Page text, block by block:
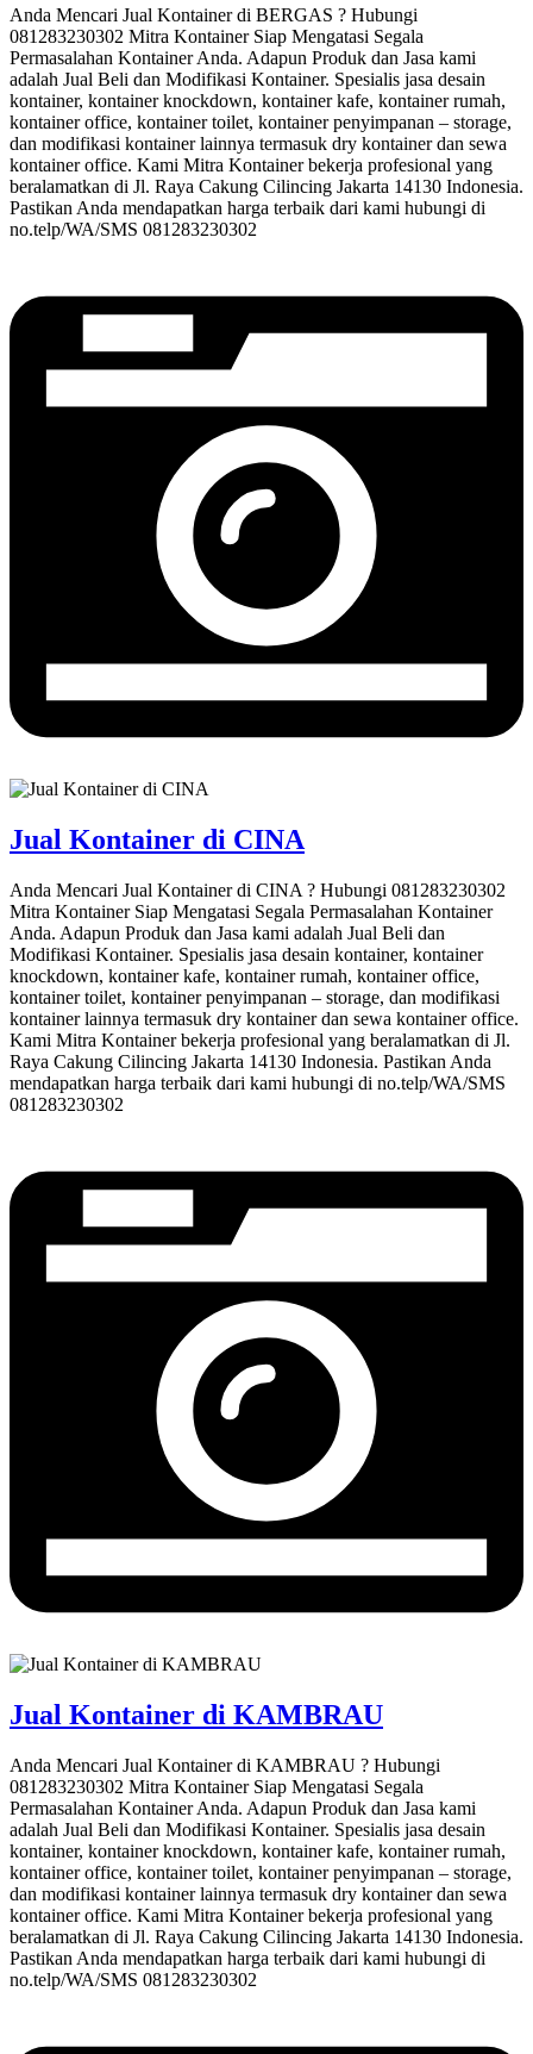
Anda Mencari Jual Kontainer di BERGAS ? Hubungi
081283230302 Mitra Kontainer Siap Mengatasi Segala
Permasalahan Kontainer Anda. Adapun Produk dan Jasa kami
adalah Jual Beli dan Modifikasi Kontainer. Spesialis jasa desain
kontainer, kontainer knockdown, kontainer kafe, kontainer rumah,
kontainer office, kontainer toilet, kontainer penyimpanan – storage,
dan modifikasi kontainer lainnya termasuk dry kontainer dan sewa
kontainer office. Kami Mitra Kontainer bekerja profesional yang
beralamatkan di Jl. Raya Cakung Cilincing Jakarta 14130 Indonesia.
Pastikan Anda mendapatkan harga terbaik dari kami hubungi di
no.telp/WA/SMS 081283230302
Jual Kontainer di CINA
Anda Mencari Jual Kontainer di CINA ? Hubungi 081283230302
Mitra Kontainer Siap Mengatasi Segala Permasalahan Kontainer
Anda. Adapun Produk dan Jasa kami adalah Jual Beli dan
Modifikasi Kontainer. Spesialis jasa desain kontainer, kontainer
knockdown, kontainer kafe, kontainer rumah, kontainer office,
kontainer toilet, kontainer penyimpanan – storage, dan modifikasi
kontainer lainnya termasuk dry kontainer dan sewa kontainer office.
Kami Mitra Kontainer bekerja profesional yang beralamatkan di Jl.
Raya Cakung Cilincing Jakarta 14130 Indonesia. Pastikan Anda
mendapatkan harga terbaik dari kami hubungi di no.telp/WA/SMS
081283230302
Jual Kontainer di KAMBRAU
Anda Mencari Jual Kontainer di KAMBRAU ? Hubungi
081283230302 Mitra Kontainer Siap Mengatasi Segala
Permasalahan Kontainer Anda. Adapun Produk dan Jasa kami
adalah Jual Beli dan Modifikasi Kontainer. Spesialis jasa desain
kontainer, kontainer knockdown, kontainer kafe, kontainer rumah,
kontainer office, kontainer toilet, kontainer penyimpanan – storage,
dan modifikasi kontainer lainnya termasuk dry kontainer dan sewa
kontainer office. Kami Mitra Kontainer bekerja profesional yang
beralamatkan di Jl. Raya Cakung Cilincing Jakarta 14130 Indonesia.
Pastikan Anda mendapatkan harga terbaik dari kami hubungi di
no.telp/WA/SMS 081283230302